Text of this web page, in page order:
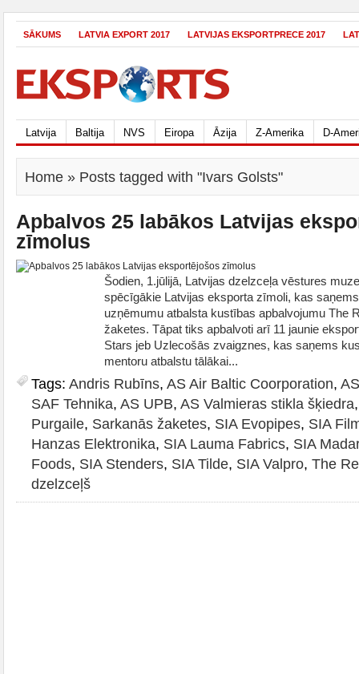
SĀKUMS LATVIA EXPORT 2017 LATVIJAS EKSPORTPRECE 2017
Latvija Baltija NVS Eiropa Āzija Z-Amerika D-
Home » Posts tagged with "Ivars Golsts"
Apbalvos 25 labākos Latvijas
zīmolus
Šodien, 1.jūlijā, Latvijas dzelzceļa vēstures
spēcīgākie Latvijas eksporta zīmoli, kas
uzņēmumu atbalsta kustības apbalvojumu The
žaketes. Tāpat tiks apbalvoti arī 11 jaunie
Stars jeb Uzlecošās zvaigznes, kas saņems
mentoru atbalstu tālākai...
Tags: Andris Rubīns, AS Air Baltic Coorporation,
SAF Tehnika, AS UPB, AS Valmieras stikla šķiedra
Purgaile, Sarkanās žaketes, SIA Evopipes, SIA
Hanzas Elektronika, SIA Lauma Fabrics, SIA
Foods, SIA Stenders, SIA Tilde, SIA Valpro, The
dzelzceļš